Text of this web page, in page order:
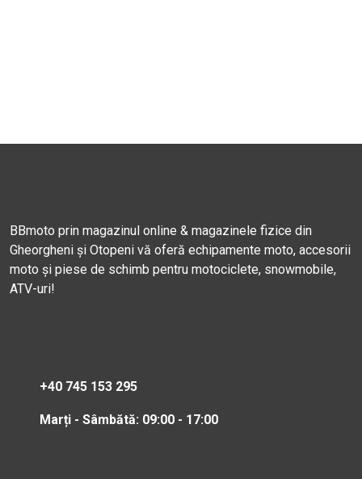
BBmoto prin magazinul online & magazinele fizice din
Gheorgheni și Otopeni vă oferă echipamente moto, accesorii
moto și piese de schimb pentru motociclete, snowmobile,
ATV-uri!
+40 745 153 295
Marți - Sâmbătă: 09:00 - 17:00